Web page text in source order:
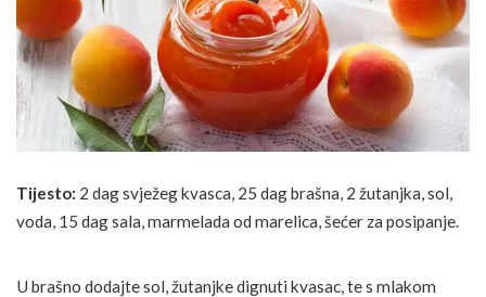
Tijesto: 2 dag svježeg kvasca, 25 dag brašna, 2 žutanjka, sol,
voda, 15 dag sala, marmelada od marelica, šećer za posipanje.
U brašno dodajte sol, žutanjke dignuti kvasac, te s mlakom